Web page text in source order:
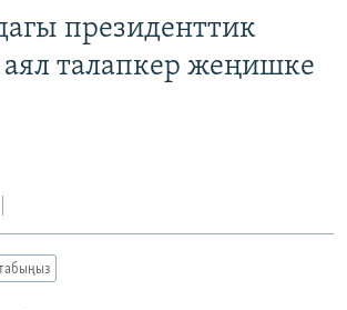
президенттик
талапкер жеңишке